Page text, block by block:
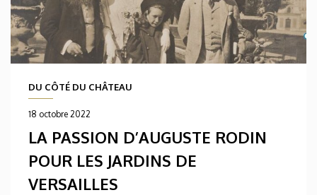
DU CÔTÉ DU CHÂTEAU
18 octobre 2022
LA PASSION D’AUGUSTE RODIN
POUR LES JARDINS DE
VERSAILLES